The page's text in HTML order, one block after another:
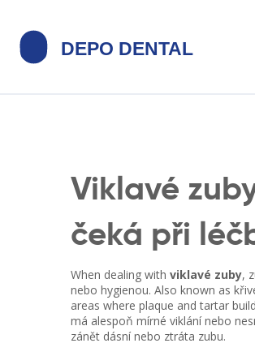
Viklavé
čeká při
When dealing with viklavé zuby,
nebo hygienou. Also known as
areas where plaque and tartar
má alespoň mírné viklání nebo
zánět dásní nebo ztráta zubu.